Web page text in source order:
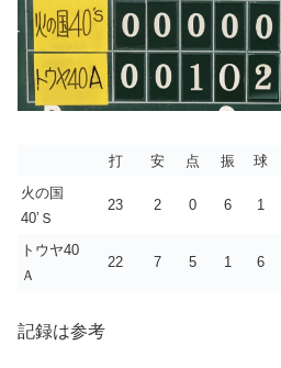
打 安 点 振 球
火の国
40’Ｓ
23 2 0 6 1
トウヤ40
Ａ
22 7 5 1 6
記録は参考